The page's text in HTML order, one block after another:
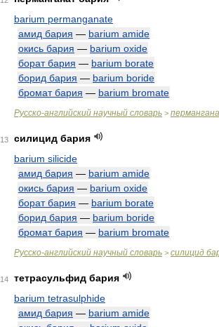
barium permanganate
амид бария — barium amide
окись бария — barium oxide
борат бария — barium borate
борид бария — barium boride
бромат бария — barium bromate
Русско-английский научный словарь >
13
силицид бария
barium silicide
амид бария — barium amide
окись бария — barium oxide
борат бария — barium borate
борид бария — barium boride
бромат бария — barium bromate
Русско-английский научный словарь > силицид
14
тетрасульфид бария
barium tetrasulphide
амид бария — barium amide